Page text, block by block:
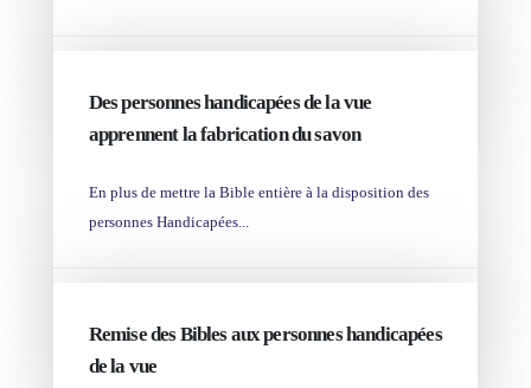
Des personnes handicapées de la vue
apprennent la fabrication du savon
En plus de mettre la Bible entière à la disposition des
personnes Handicapées...
Remise des Bibles aux personnes handicapées
de la vue